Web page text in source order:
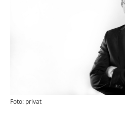
Foto: privat